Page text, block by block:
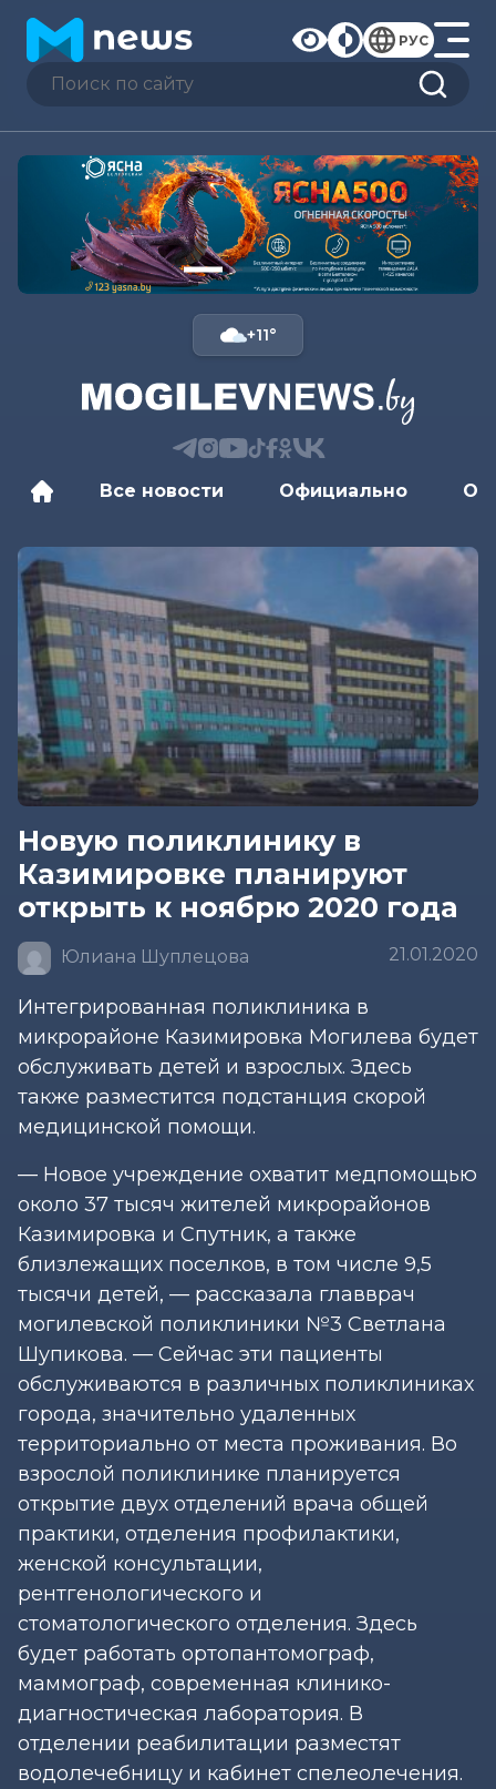
РУС
+11°
Все новости Официально
Новую поликлинику в
Казимировке планируют
открыть к ноябрю 2020 года
Юлиана Шуплецова 21.01.2020
Интегрированная поликлиника в
микрорайоне Казимировка Могилева будет
обслуживать детей и взрослых. Здесь
также разместится подстанция скорой
медицинской помощи.
— Новое учреждение охватит медпомощью
около 37 тысяч жителей микрорайонов
Казимировка и Спутник, а также
близлежащих поселков, в том числе 9,5
тысячи детей, — рассказала главврач
могилевской поликлиники №3 Светлана
Шупикова. — Сейчас эти пациенты
обслуживаются в различных поликлиниках
города, значительно удаленных
территориально от места проживания. Во
взрослой поликлинике планируется
открытие двух отделений врача общей
практики, отделения профилактики,
женской консультации,
рентгенологического и
стоматологического отделения. Здесь
будет работать ортопантомограф,
маммограф, современная клинико-
диагностическая лаборатория. В
отделении реабилитации разместят
водолечебницу и кабинет спелеолечения.